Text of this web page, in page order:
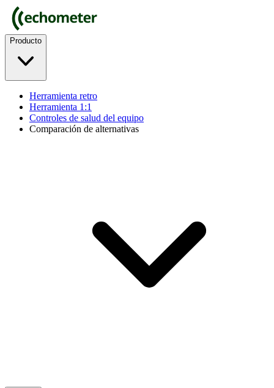
Producto
Herramienta retro
Herramienta 1:1
Controles de salud del equipo
Comparación de alternativas